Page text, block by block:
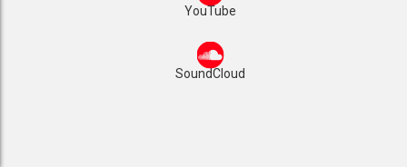
YouTube
SoundCloud